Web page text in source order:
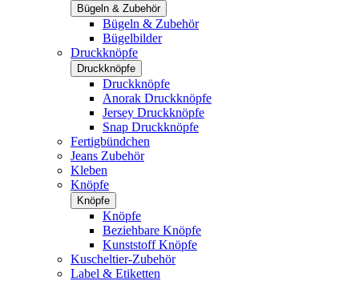
Bügeln & Zubehör
Bügeln & Zubehör
Bügelbilder
Druckknöpfe
Druckknöpfe
Druckknöpfe
Anorak Druckknöpfe
Jersey Druckknöpfe
Snap Druckknöpfe
Fertigbündchen
Jeans Zubehör
Kleben
Knöpfe
Knöpfe
Knöpfe
Beziehbare Knöpfe
Kunststoff Knöpfe
Kuscheltier-Zubehör
Label & Etiketten